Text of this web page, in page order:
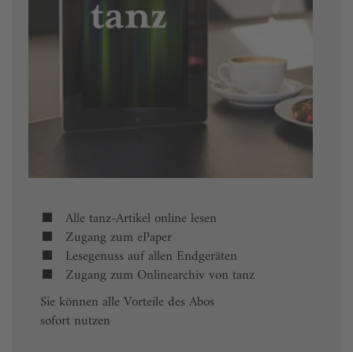
Alle tanz-Artikel online lesen
Zugang zum ePaper
Lesegenuss auf allen Endgeräten
Zugang zum Onlinearchiv von tanz
Sie können alle Vorteile des Abos
sofort nutzen